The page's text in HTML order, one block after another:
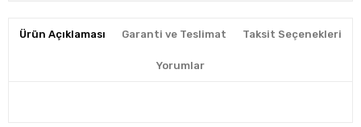
Ürün Açıklaması Garanti ve Teslimat Taksit Seçenekleri
Yorumlar